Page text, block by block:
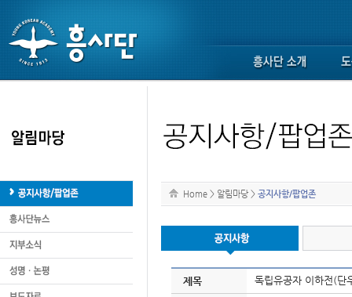
Home > 알림마당 > 공지사항/팝업존
제목 독립유공자 이하전(